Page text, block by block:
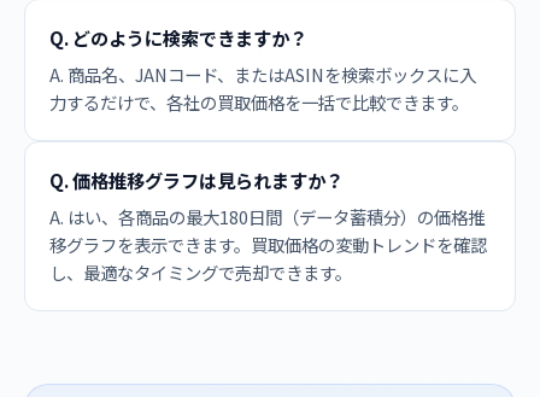
Q. どのように検索できますか？
A. 商品名、JANコード、またはASINを検索ボックスに入
力するだけで、各社の買取価格を一括で比較できます。
Q. 価格推移グラフは見られますか？
A. はい、各商品の最大180日間（データ蓄積分）の価格推
移グラフを表示できます。買取価格の変動トレンドを確認
し、最適なタイミングで売却できます。